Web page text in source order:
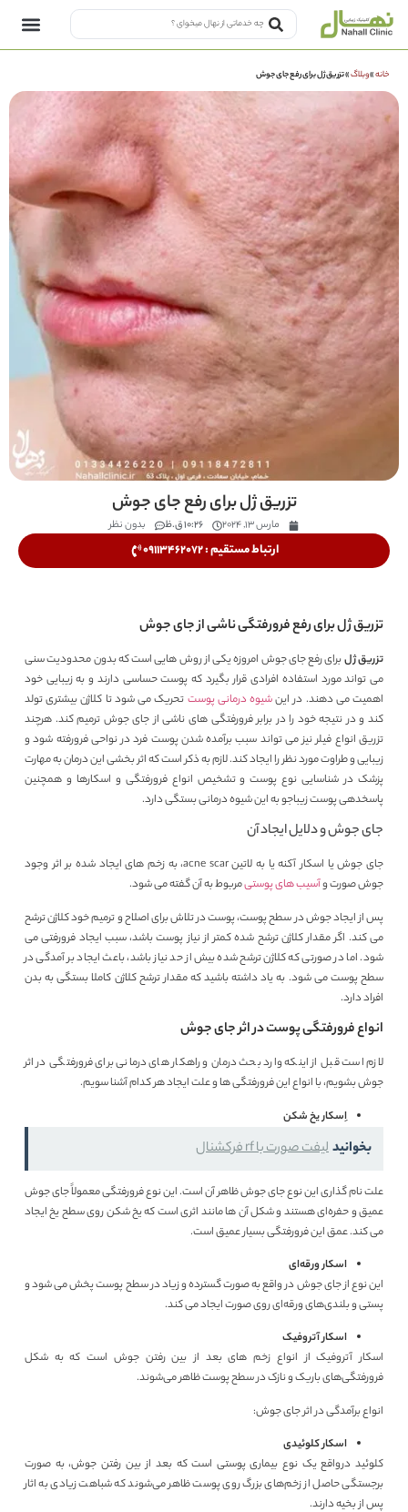
خانه»وبلاگ»تزریق ژل برای رفع جای جوش
تزریق ژل برای رفع جای جوش
مارس 13, 2024 10:26 ق.ظ بدون نظر
ارتباط مستقیم : 09113462072
تزریق ژل برای رفع فرورفتگی ناشی از جای جوش
تزریق ژلبرای رفع جای جوش امروزه یکی از روش هایی است که بدون محدودیت سنی
می تواند مورد استفاده افرادی قرار بگیرد که پوست حساسی دارند و به زیبایی خود
اهمیت می دهند. در اینشیوه درمانی پوست تحریک می شود تا کلاژن بیشتری تولد
کند و در نتیجه خود را در برابر فرورفتگی های ناشی از جای جوش ترمیم کند. هرچند
تزریق انواع فیلر نیز می تواند سبب برآمده شدن پوست فرد در نواحی فرورفته شود و
زیبایی و طراوت مورد نظر را ایجاد کند. لازم به ذکر است که اثر بخشی این درمان به مهارت
پزشک در شناسایی نوع پوست و تشخیص انواع فرورفتگی و اسکارها و همچنین
پاسخدهی پوست زیباجو به این شیوه درمانی بستگی دارد.
جای جوش و دلایل ایجاد آن
جای جوش یا اسکار آکنه یا به لاتین acne scar، به زخم های ایجاد شده بر اثر وجود
جوش صورت وآسیب های پوستیمربوط به آن گفته می شود.
پس از ایجاد جوش در سطح پوست، پوست در تلاش برای اصلاح و ترمیم خود کلاژن ترشح
می کند. اگر مقدار کلاژن ترشح شده کمتر از نیاز پوست باشد، سبب ایجاد فرورفتی می
شود. اما در صورتی که کلاژن ترشح شده بیش از حد نیاز باشد، باعث ایجاد بر آمدگی در
سطح پوست می شود. به یاد داشته باشید که مقدار ترشح کلاژن کاملا بستگی به بدن
افراد دارد.
انواع فرورفتگی پوست در اثر جای جوش
لازم است قبل از اینکه وارد بحث درمان و راهکار های درمانی برای فرورفتگی در اثر
جوش بشویم، با انواع این فرورفتگی ها و علت ایجاد هر کدام آشنا سویم.
اِسکار یخ شکن
بخوانیدلیفت صورت با rf فرکشنال
علت نام گذاری این نوع جای جوش ظاهر آن است. این نوع فرورفتگی معمولاً جای جوش
عمیق و حفره‌ای هستند و شکل آن ها مانند اثری است که یخ شکن روی سطح یخ ایجاد
می کند. عمق این فرورفتگی بسیار عمیق است.
اسکار ورقه‌ای
این نوع از جای جوش در واقع به صورت گسترده و زیاد در سطح پوست پخش می شود و
پستی و بلندی‌های ورقه‌ای روی صورت ایجاد می کند.
اسکار آتروفیک
اسکار آتروفیک از انواع زخم های بعد از بین رفتن جوش است که به شکل
فرورفتگی‌های باریک و نازک در سطح پوست ظاهر می‌شوند.
انواع برآمدگی در اثر جای جوش:
اسکار کلوئیدی
کلوئید درواقع یک نوع بیماری پوستی است که بعد از بین رفتن جوش، به صورت
برجستگی حاصل از زخم‌های بزرگ روی پوست ظاهر می‌شوند که شباهت زیادی به اثار
پس از بخیه دارند.